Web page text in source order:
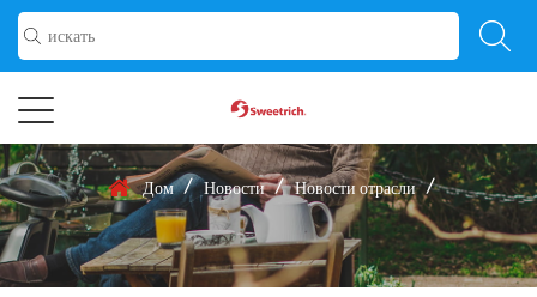
Дом / Новости / Новости отрасли /